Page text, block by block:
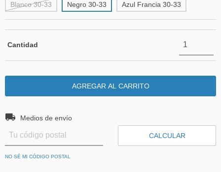
Blanco 30-33 Negro 30-33 Azul Francia 30-33
Cantidad
Entregas para el CP:
Medios de envío
CALCULAR
NO SÉ MI CÓDIGO POSTAL